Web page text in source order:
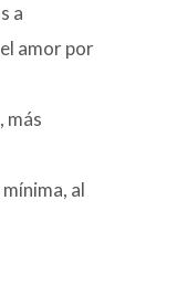
a
amor por
más
al